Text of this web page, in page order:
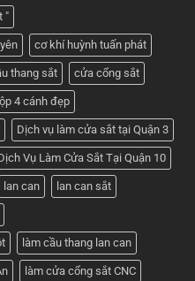
"
cơ khí huỳnh tuấn phát
thang sắt cửa cổng sắt
4 cánh đẹp
Dịch vụ làm cửa sắt tại Quận 3
Vụ Làm Cửa Sắt Tại Quận 10
lan can lan can sắt
làm cầu thang lan can
làm cửa cổng sắt CNC